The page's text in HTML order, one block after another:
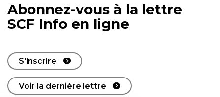
Abonnez-vous à la lettre
SCF Info en ligne
S'inscrire
Voir la dernière lettre